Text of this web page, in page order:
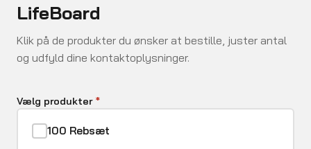
LifeBoard
Klik på de produkter du ønsker at bestille, juster antal
og udfyld dine kontaktoplysninger.
Vælg produkter *
100 Rebsæt